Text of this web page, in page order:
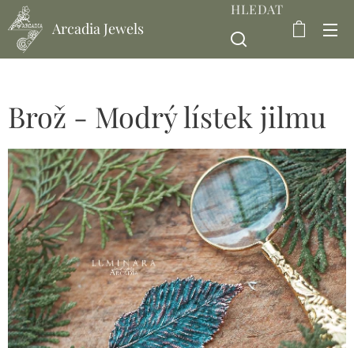
Arcadia Jewels
HLEDAT
Brož - Modrý lístek jilmu